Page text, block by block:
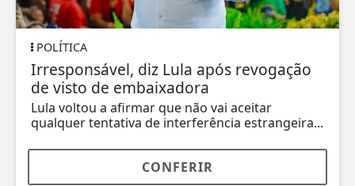
POLÍTICA
Irresponsável, diz Lula após revogação
de visto de embaixadora
Lula voltou a afirmar que não vai aceitar
qualquer tentativa de interferência estrangeira...
CONFERIR